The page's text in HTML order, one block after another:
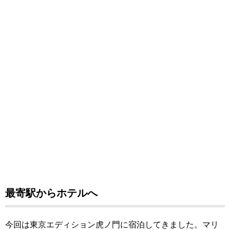
最寄駅からホテルへ
今回は東京エディション虎ノ門に宿泊してきました。 マリ